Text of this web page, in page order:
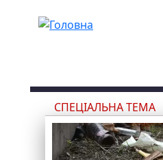
СПЕЦІАЛЬНА ТЕМА